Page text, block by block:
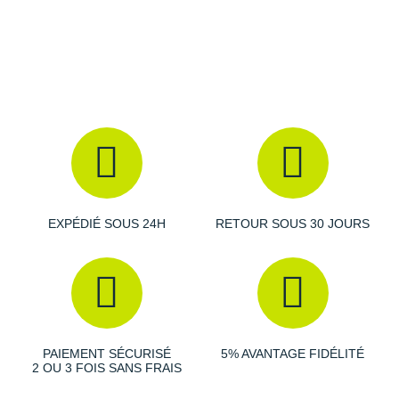
incurvée présente sur toute la longueur accompagne la
foulée, favorise une transition fluide et procure une
sensation de propulsion, tandis que la base élargie
améliore la stabilité.
en mesh léger et respirant, elle dispose d'une conception
plus souple et d'un espace plus large à l'avant-pied qui
favorise une meilleure aisance. Le système de maintien
au milieu du pied optimise la tenue lors de la foulée, tandis
que le col et la languette rembourrés garantissent un
confort durable.
EXPÉDIÉ SOUS 24H RETOUR SOUS 30 JOURS
PAIEMENT SÉCURISÉ
2 OU 3 FOIS SANS FRAIS
5% AVANTAGE FIDÉLITÉ